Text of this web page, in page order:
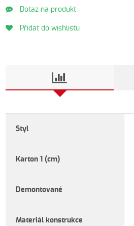
Dotaz na produkt
Přidat do wishlistu
Styl
Karton 1 (cm)
Demontované
Materiál konstrukce